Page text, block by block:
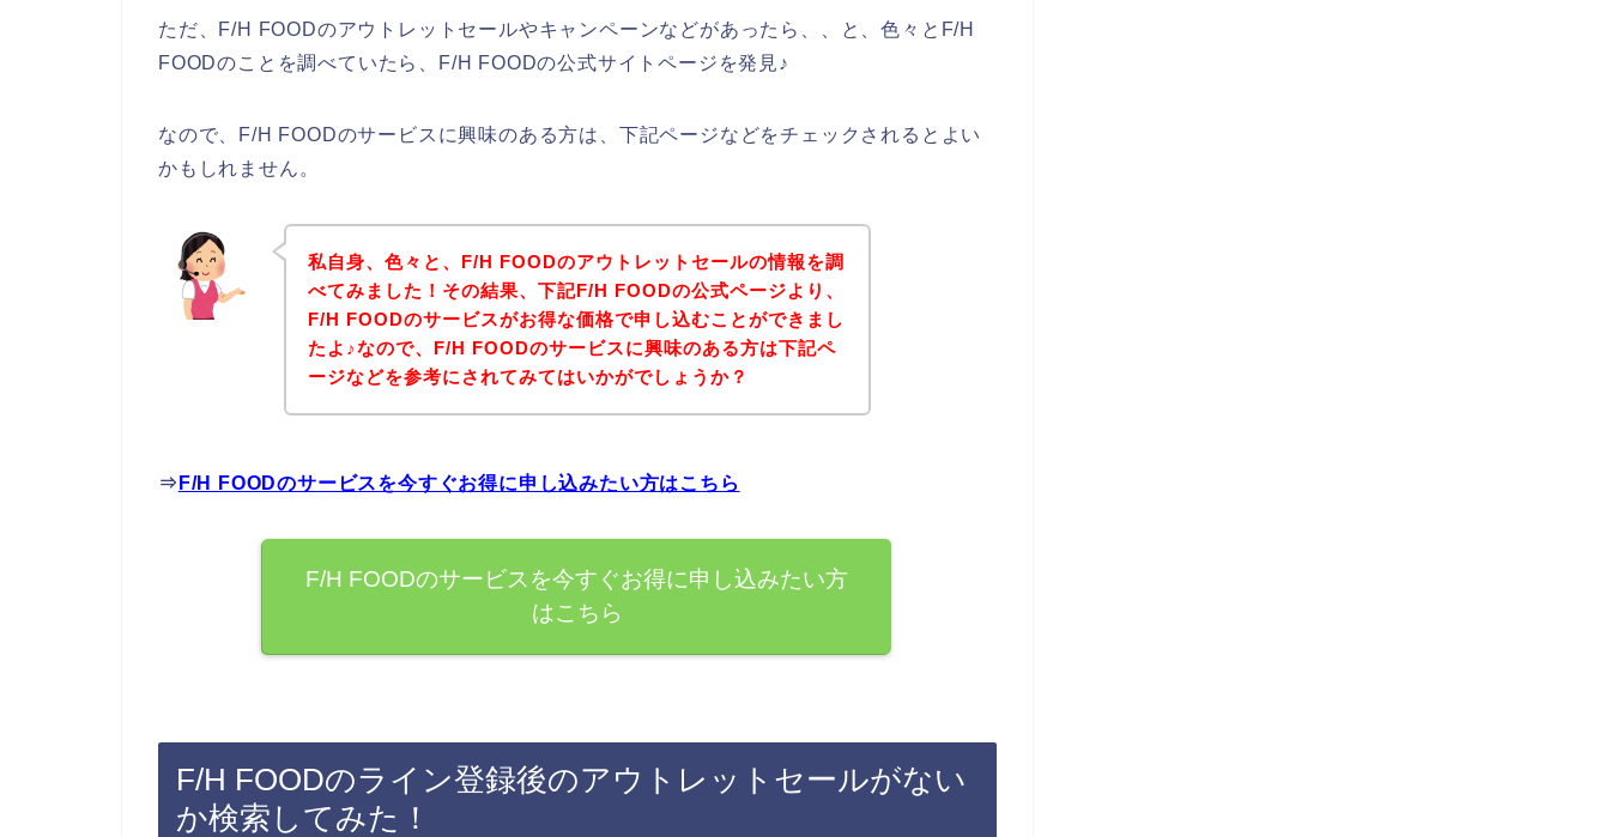
ただ、F/H FOODのアウトレットセールやキャンペーンなどがあったら、、と、色々とF/H
FOODのことを調べていたら、F/H FOODの公式サイトページを発見♪
なので、F/H FOODのサービスに興味のある方は、下記ページなどをチェックされるとよい
かもしれません。
私自身、色々と、F/H FOODのアウトレットセールの情報を調
べてみました！その結果、下記F/H FOODの公式ページより、
F/H FOODのサービスがお得な価格で申し込むことができまし
たよ♪なので、F/H FOODのサービスに興味のある方は下記ペ
ージなどを参考にされてみてはいかがでしょうか？
⇒ F/H FOODのサービスを今すぐお得に申し込みたい方はこちら
F/H FOODのサービスを今すぐお得に申し込みたい方
はこちら
F/H FOODのライン登録後のアウトレットセールがない
か検索してみた！